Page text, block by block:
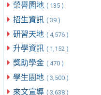
榮譽園地 ( 135 )
招生資訊 ( 39 )
研習天地 ( 4,576 )
升學資訊 ( 1,152 )
獎助學金 ( 470 )
學生園地 ( 3,500 )
來文宣導 ( 3,638 )